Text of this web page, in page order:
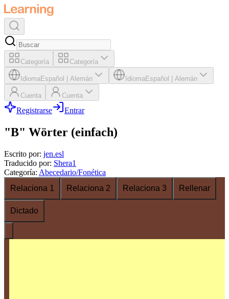
Categoría Categoría
IdiomaEspañol Alemán IdiomaEspañol Alemán
Cuenta Cuenta
Registrarse Entrar
"B" Wörter (einfach)
Escrito por: jen.esl
Traducido por: Shera1
Categoría: Abecedario/Fonética
Relaciona 1
Relaciona 2 Relaciona 3 Rellenar
Dictado